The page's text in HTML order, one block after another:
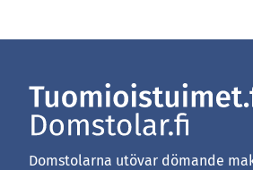
Domstolarna utövar dömande